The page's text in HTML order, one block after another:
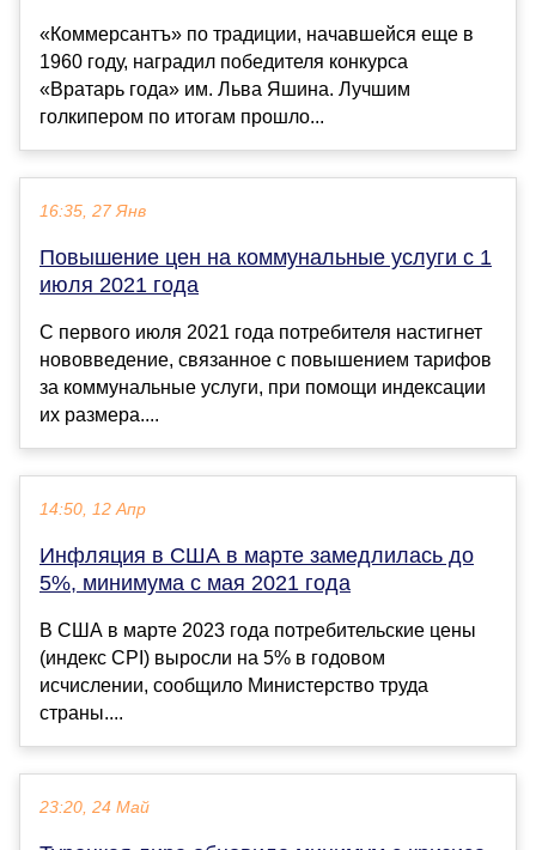
«Коммерсантъ» по традиции, начавшейся еще в
1960 году, наградил победителя конкурса
«Вратарь года» им. Льва Яшина. Лучшим
голкипером по итогам прошло...
16:35, 27 Янв
Повышение цен на коммунальные услуги с 1
июля 2021 года
С первого июля 2021 года потребителя настигнет
нововведение, связанное с повышением тарифов
за коммунальные услуги, при помощи индексации
их размера....
14:50, 12 Апр
Инфляция в США в марте замедлилась до
5%, минимума с мая 2021 года
В США в марте 2023 года потребительские цены
(индекс CPI) выросли на 5% в годовом
исчислении, сообщило Министерство труда
страны....
23:20, 24 Май